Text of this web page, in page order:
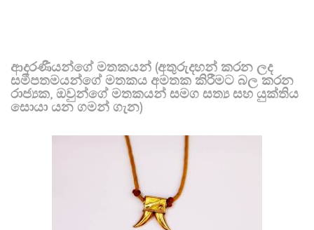
ආදරණීයන්ගේ මතකයන් (අතුරුදහන් කරන ලද
සමීපතමයන්ගේ මතකය අමතක කිරීමට බල කරන
රාජ්‍යක, ඔවුන්ගේ මතකයන් සමග සත්‍ය සහ යුක්තිය
සොයා යන ගමන් ගැන)